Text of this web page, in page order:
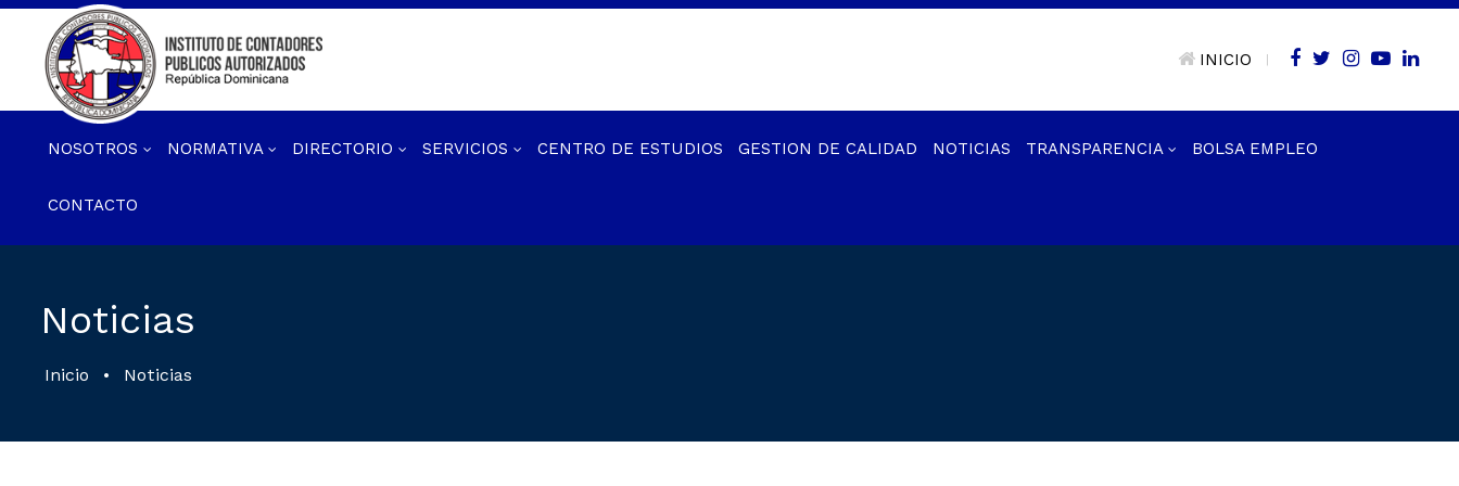
INICIO
NOSOTROS NORMATIVA DIRECTORIO SERVICIOS CENTRO DE ESTUDIOS GESTION DE CALIDAD NOTICIAS TRANSPARENCIA BOLSA EMPLEO
CONTACTO
Noticias
Inicio • Noticias